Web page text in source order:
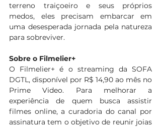
terreno traiçoeiro e seus próprios
medos, eles precisam embarcar em
uma desesperada jornada pela natureza
para sobreviver.
Sobre o Filmelier+
O Filmelier+ é o streaming da SOFA
DGTL, disponível por R$ 14,90 ao mês no
Prime Video. Para melhorar a
experiência de quem busca assistir
filmes online, a curadoria do canal por
assinatura tem o objetivo de reunir joias